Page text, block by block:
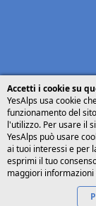
Accetti i cookie su
YesAlps usa cookie
funzionamento del
l'utilizzo. Per usare il
YesAlps può usare
ai tuoi interessi e per
esprimi il tuo
maggiori informazioni